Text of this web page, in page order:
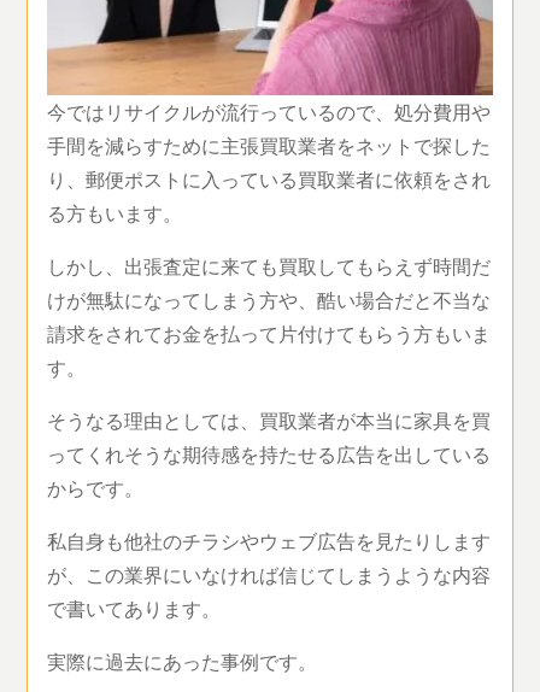
今ではリサイクルが流行っているので、処分費用や
手間を減らすために主張買取業者をネットで探した
り、郵便ポストに入っている買取業者に依頼をされ
る方もいます。
しかし、出張査定に来ても買取してもらえず時間だ
けが無駄になってしまう方や、酷い場合だと不当な
請求をされてお金を払って片付けてもらう方もいま
す。
そうなる理由としては、買取業者が本当に家具を買
ってくれそうな期待感を持たせる広告を出している
からです。
私自身も他社のチラシやウェブ広告を見たりします
が、この業界にいなければ信じてしまうような内容
で書いてあります。
実際に過去にあった事例です。